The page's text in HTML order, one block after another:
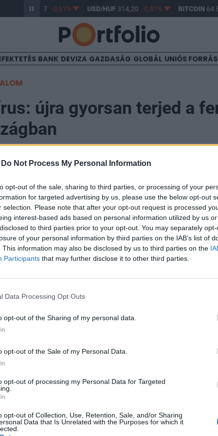
Do Not Process My Personal Information
opt-out of the sale, sharing to third parties, or processing of your
for targeted advertising by us, please use the below opt-out
selection. Please note that after your opt-out request is processed
interest-based ads based on personal information utilized by us
to third parties prior to your opt-out. You may separately
of your personal information by third parties on the IAB’s list of
This information may also be disclosed by us to third parties on the
Participants that may further disclose it to other third parties.
Data Processing Opt Outs
opt-out of the Sharing of my personal data.
opt-out of the Sale of my Personal Data.
opt-out of processing my Personal Data for Targeted
opt-out of Collection, Use, Retention, Sale, and/or Sharing
Data that Is Unrelated with the Purposes for which it
363,17 -0,61% USD/HUF 314,20 -0,87% BITCOIN64
BANK DEVIZA GAZDASÁG GLOBÁL UNIÓS
újra gyorsan terjed a
az előző napi 867 után ismét ezerhez
koronavírus-járvány újonnan igazolt fertőzéses
Koca török egészségügyi miniszter Twitter-fiókján
szerint a regisztrált fertőzöttek száma 167 ezer 410-
én 5138-nál érte el eddigi csúcspontját, május 2-án
ezer alá, kedden 786-on, szerdán pedig 867-en állt.
az elmúlt napban 21-en vesztették életüket a fertőzés
127-es érték óta lassan ereszkedik, bár két hete inkább a
portfolio.hu hírarchívumához tartozik, melynek olvasása
tartalmazza:
elmúlt 2 év napon belüli